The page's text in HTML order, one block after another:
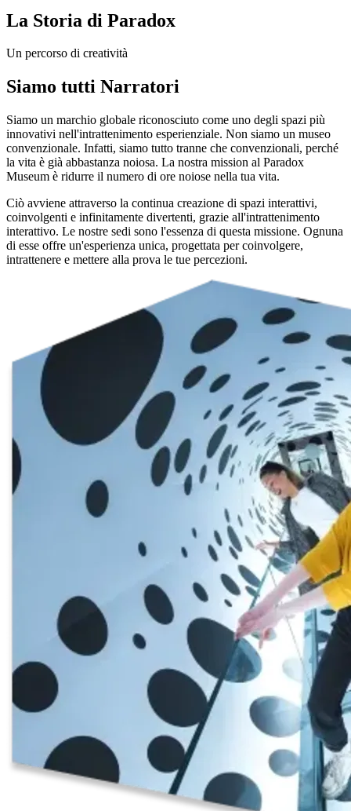
La Storia di Paradox
Un percorso di creatività
Siamo tutti Narratori
Siamo un marchio globale riconosciuto come uno degli spazi più
innovativi nell'intrattenimento esperienziale. Non siamo un museo
convenzionale. Infatti, siamo tutto tranne che convenzionali, perché
la vita è già abbastanza noiosa. La nostra mission al Paradox
Museum è ridurre il numero di ore noiose nella tua vita.
Ciò avviene attraverso la continua creazione di spazi interattivi,
coinvolgenti e infinitamente divertenti, grazie all'intrattenimento
interattivo. Le nostre sedi sono l'essenza di questa missione. Ognuna
di esse offre un'esperienza unica, progettata per coinvolgere,
intrattenere e mettere alla prova le tue percezioni.